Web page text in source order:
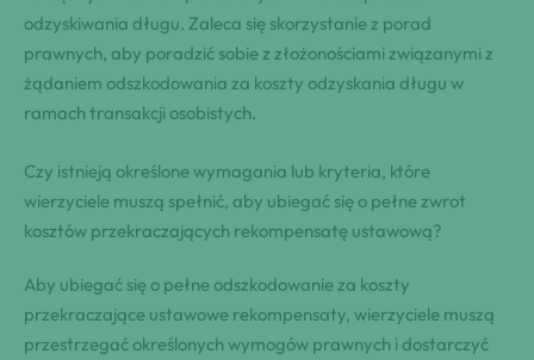
odzyskiwania długu. Zaleca się skorzystanie z porad
prawnych, aby poradzić sobie z złożonościami związanymi z
żądaniem odszkodowania za koszty odzyskania długu w
ramach transakcji osobistych.
Czy istnieją określone wymagania lub kryteria, które
wierzyciele muszą spełnić, aby ubiegać się o pełne zwrot
kosztów przekraczających rekompensatę ustawową?
Aby ubiegać się o pełne odszkodowanie za koszty
przekraczające ustawowe rekompensaty, wierzyciele muszą
przestrzegać określonych wymogów prawnych i dostarczyć